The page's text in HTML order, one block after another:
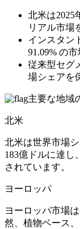
北米は2025
リアル市場
インスタン
91.09% の
従来型セグ
場シェアを
主要な地域
北米
北米は世界市場
183億ドルに達し
されています。
ヨーロッパ
ヨーロッパ市場
然、植物ベース